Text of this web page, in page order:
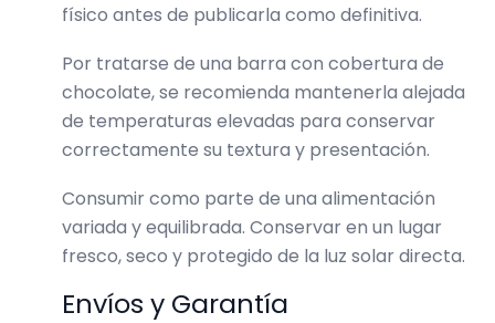
físico antes de publicarla como definitiva.
Por tratarse de una barra con cobertura de
chocolate, se recomienda mantenerla alejada
de temperaturas elevadas para conservar
correctamente su textura y presentación.
Consumir como parte de una alimentación
variada y equilibrada. Conservar en un lugar
fresco, seco y protegido de la luz solar directa.
Envíos y Garantía